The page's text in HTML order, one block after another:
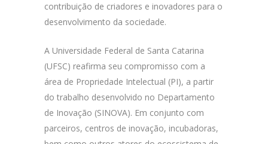
contribuição de criadores e inovadores para o
desenvolvimento da sociedade.
A Universidade Federal de Santa Catarina
(UFSC) reafirma seu compromisso com a
área de Propriedade Intelectual (PI), a partir
do trabalho desenvolvido no Departamento
de Inovação (SINOVA). Em conjunto com
parceiros, centros de inovação, incubadoras,